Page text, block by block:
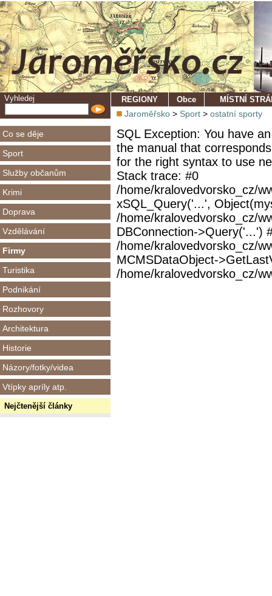
Vyhledej
Co se děje
Sport
Služby občanům
Krimi
Doprava
Vzdělávání
Firmy
Turistika
Podnikání
Rozhovory
Architektura
Historie
Názory/fotky/videa
Vtípky apríly atp.
Nejčtenější články
REGIONY Obce MÍSTNÍ
Jaroměřsko > Sport > ostatní sporty
SQL Exception: You have
the manual that
for the right syntax to use
Stack trace: #0
/home/kralovedvorsko_cz/
xSQL_Query('...',
/home/kralovedvorsko_cz/
DBConnection->Query('...')
/home/kralovedvorsko_cz/
MCMSDataObject-
/home/kralovedvorsko_cz/